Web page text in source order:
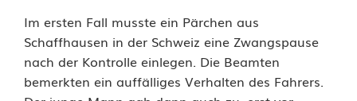
e
h
o
Im ersten Fall musste ein Pärchen aus
Schaffhausen in der Schweiz eine Zwangspause
nach der Kontrolle einlegen. Die Beamten
bemerkten ein auffälliges Verhalten des Fahrers.